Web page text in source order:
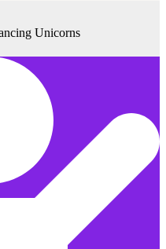
Unicorns